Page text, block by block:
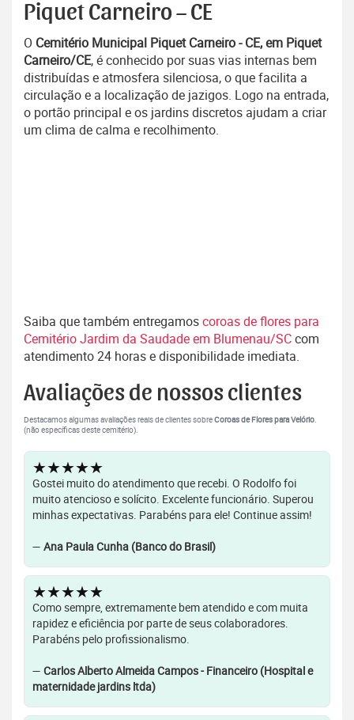
Piquet Carneiro – CE
O Cemitério Municipal Piquet Carneiro - CE, em Piquet
Carneiro/CE, é conhecido por suas vias internas bem
distribuídas e atmosfera silenciosa, o que facilita a
circulação e a localização de jazigos. Logo na entrada,
o portão principal e os jardins discretos ajudam a criar
um clima de calma e recolhimento.
Saiba que também entregamoscoroas de flores para
Cemitério Jardim da Saudade em Blumenau/SCcom
atendimento 24 horas e disponibilidade imediata.
Avaliações de nossos clientes
Destacamos algumas avaliações reais de clientes sobreCoroas de Flores para Velório.
(não específicas deste cemitério).
★★★★★
Gostei muito do atendimento que recebi. O Rodolfo foi
muito atencioso e solícito. Excelente funcionário. Superou
minhas expectativas. Parabéns para ele! Continue assim!
— Ana Paula Cunha (Banco do Brasil)
★★★★★
Como sempre, extremamente bem atendido e com muita
rapidez e eficiência por parte de seus colaboradores.
Parabéns pelo profissionalismo.
— Carlos Alberto Almeida Campos - Financeiro (Hospital e
maternidade jardins ltda)